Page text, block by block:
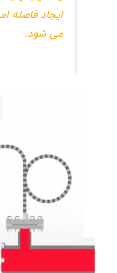
ایجاد فاصله
می شود.